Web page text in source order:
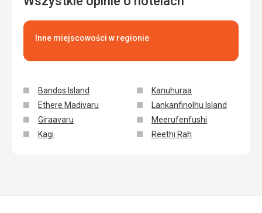
powolni, przynoszą coś innego niż zamówiliśmy. Bardzo
źle. Obsługa pokoju jest słaba. Zamiast posprzątać,
sprzątaczka pyta, czy chcemy posprzątać, a jedyne, co
potrafi, to poprosić o napiwek. Gdyby morze nie było tak
wspaniałe, uznałbym to za stratę pieniędzy.
pomocą Google Translate
Inne miejscowości w regionie
Bandos Island
Ethere Madivaru
Giraavaru
Kagi
Kanuhuraa
Lankanfinolhu Island
Meerufenfushi
Reethi Rah